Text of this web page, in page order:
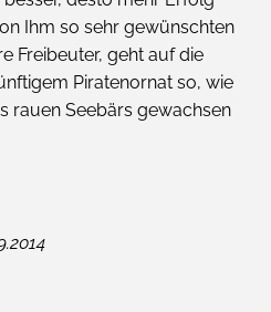
Ihm so sehr gewünschten
Freibeuter, geht auf die
Piratenornat so, wie
rauen Seebärs gewachsen